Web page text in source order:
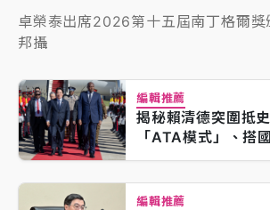
卓榮泰出席2026第十五屆南丁格爾獎
邦攝
編輯推薦
揭秘賴清德突圍抵
「ATA模式」、搭
編輯推薦